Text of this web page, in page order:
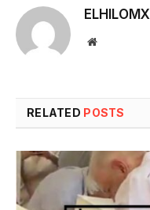
ELHILOMX
Website
RELATED POSTS